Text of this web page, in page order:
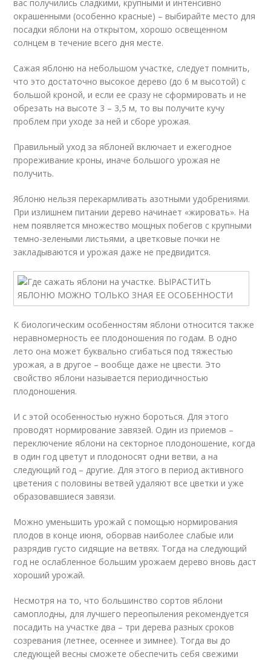
вас получились сладкими, крупными и интенсивно
окрашенными (особенно красные) – выбирайте место для
посадки яблони на открытом, хорошо освещенном
солнцем в течение всего дня месте.
Сажая яблоню на небольшом участке, следует помнить,
что это достаточно высокое дерево (до 6 м высотой) с
большой кроной, и если ее сразу не сформировать и не
обрезать на высоте 3 – 3,5 м, то вы получите кучу
проблем при уходе за ней и сборе урожая.
Правильный уход за яблоней включает и ежегодное
прореживание кроны, иначе большого урожая не
получить.
Яблоню нельзя перекармливать азотными удобрениями.
При излишнем питании дерево начинает «жировать». На
нем появляется множество мощных побегов с крупными
темно-зелеными листьями, а цветковые почки не
закладываются и урожая даже не предвидится.
К биологическим особенностям яблони относится также
неравномерность ее плодоношения по годам. В одно
лето она может буквально сгибаться под тяжестью
урожая, а в другое – вообще даже не цвести. Это
свойство яблони называется периодичностью
плодоношения.
И с этой особенностью нужно бороться. Для этого
проводят нормирование завязей. Один из приемов –
переключение яблони на секторное плодоношение, когда
в один год цветут и плодоносят одни ветви, а на
следующий год – другие. Для этого в период активного
цветения с половины ветвей удаляют все цветки и уже
образовавшиеся завязи.
Можно уменьшить урожай с помощью нормирования
плодов в конце июня, оборвав наиболее слабые или
разрядив густо сидящие на ветвях. Тогда на следующий
год не ослабленное большим урожаем дерево вновь даст
хороший урожай.
Несмотря на то, что большинство сортов яблони
самоплодны, для лучшего переопыления рекомендуется
посадить на участке два – три дерева разных сроков
созревания (летнее, осеннее и зимнее). Тогда вы до
следующей весны сможете обеспечить себя свежими